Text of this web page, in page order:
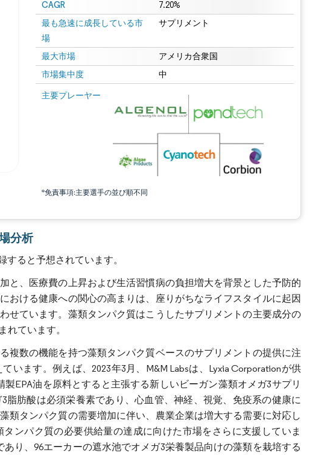
CAGR 7.20%
最も急速に成長している市
場
サプリメント
最大市場 アメリカ合衆国
市場集中度 中
主要プレーヤー
*免責事項:主要選手の並び順不同
分析
すると予想されています。
と、医療費の上昇および生活習慣病の負担増大を背景とした予防的
おける健康への関心の高まりは、座りがちなライフスタイルに起因
せています。藻類タンパク質はこうしたサプリメントの主要成分の
れています。
複数の機能を持つ藻類タンパク質ベースのサプリメントの提供に注
ます。例えば、2023年3月、M&M Labsは、Lyxia Corporationが供
EPA油を原料とすると主張する新しいビーガン藻類オメガ3サプリ
肪酸は必須栄養素であり、心血管、神経、視覚、免疫系の健康に
類タンパク質の需要増加に伴い、農業企業は増大する需要に対応し
ンパク質の必要供給量の達成に向けた市場をさらに支援していま
り、96エーカーの遮水池でオメガ3栄養製品向けの藻類を栽培する